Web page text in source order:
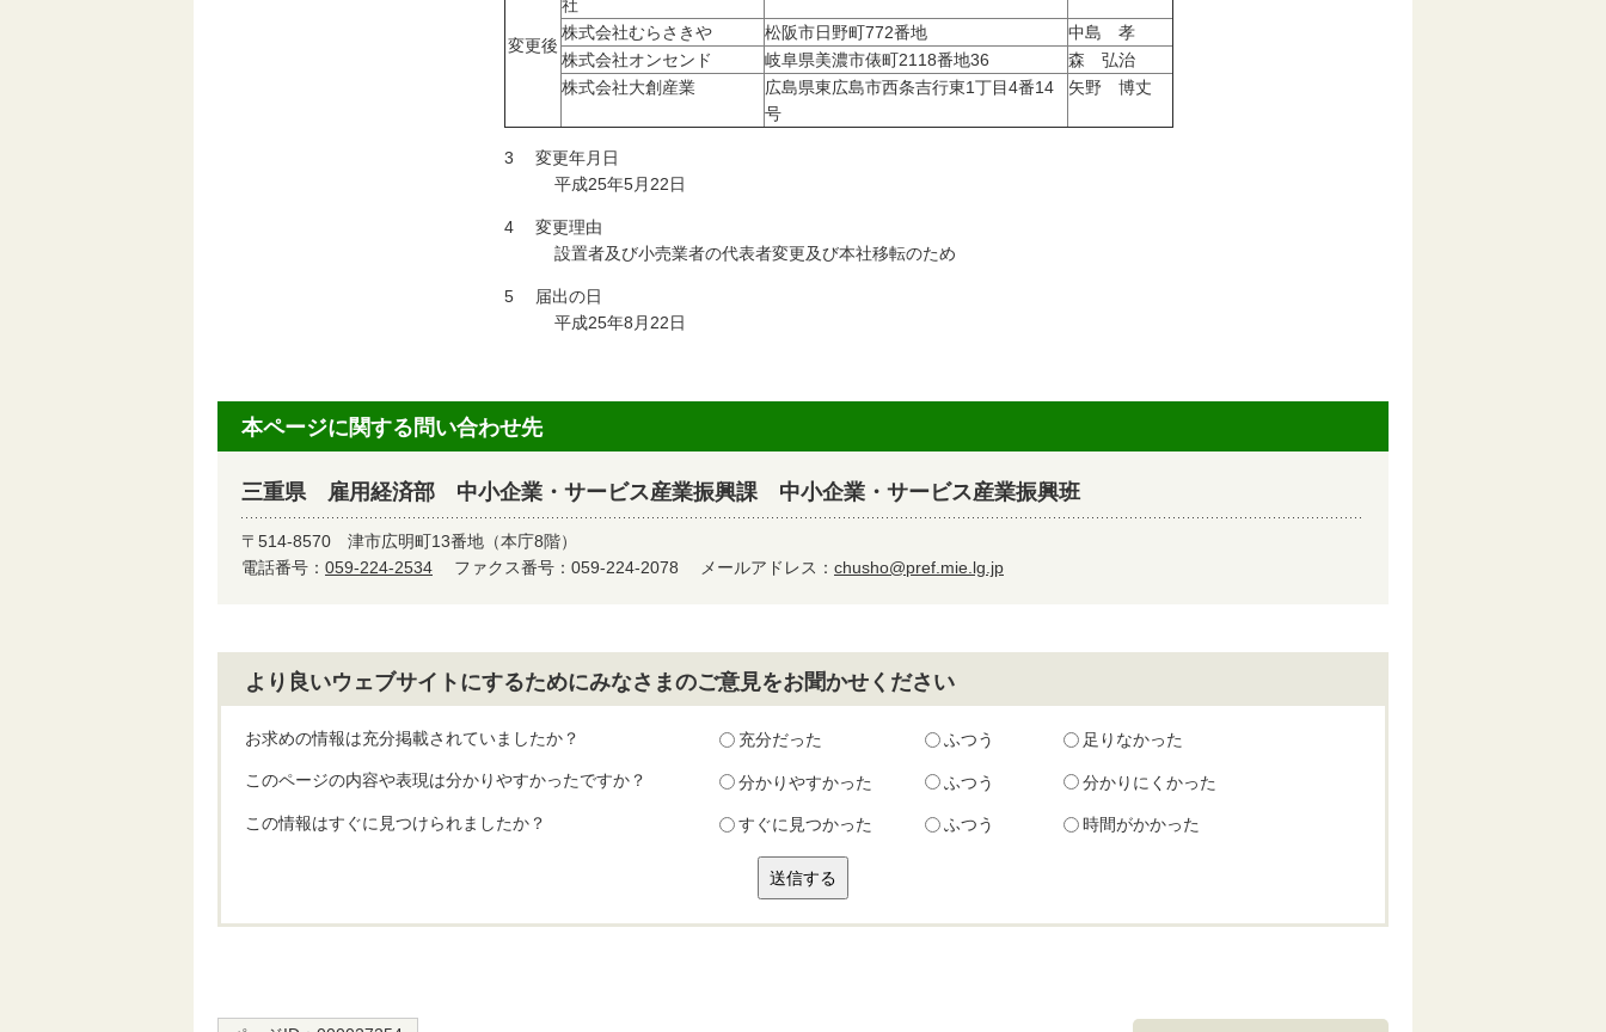
変更後
社
株式会社むらさきや 松阪市日野町772番地
中島 孝
株式会社オンセンド
岐阜県美濃市俵町2118番地36
森 弘治
株式会社大創産業
広島県東広島市西条吉行東1丁目4番14
号
矢野 博丈
3 変更年月日
平成25年5月22日
4 変更理由
設置者及び小売業者の代表者変更及び本社移転のため
5 届出の日
平成25年8月22日
本ページに関する問い合わせ先
三重県 雇用経済部 中小企業・サービス産業振興課 中小企業・サービス産業振興班
〒514-8570 津市広明町13番地（本庁8階）
電話番号： 059-224-2534 ファクス番号：059-224-2078 メールアドレス： chusho@pref.mie.lg.jp
より良いウェブサイトにするためにみなさまのご意見をお聞かせください
お求めの情報は充分掲載されていましたか？ 充分だった ふつう 足りなかった
このページの内容や表現は分かりやすかったですか？ 分かりやすかった ふつう 分かりにくかった
この情報はすぐに見つけられましたか？ すぐに見つかった ふつう 時間がかかった